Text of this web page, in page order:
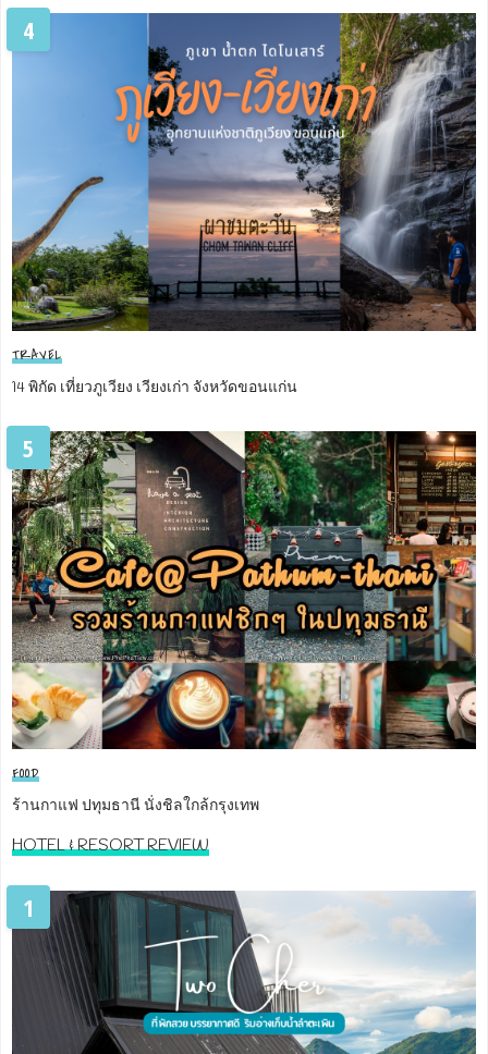
4
TRAVEL
14 พิกัด เที่ยวภูเวียง เวียงเก่า จังหวัดขอนแก่น
5
FOOD
ร้านกาแฟ ปทุมธานี นั่งชิลใกล้กรุงเทพ
HOTEL & RESORT REVIEW
1